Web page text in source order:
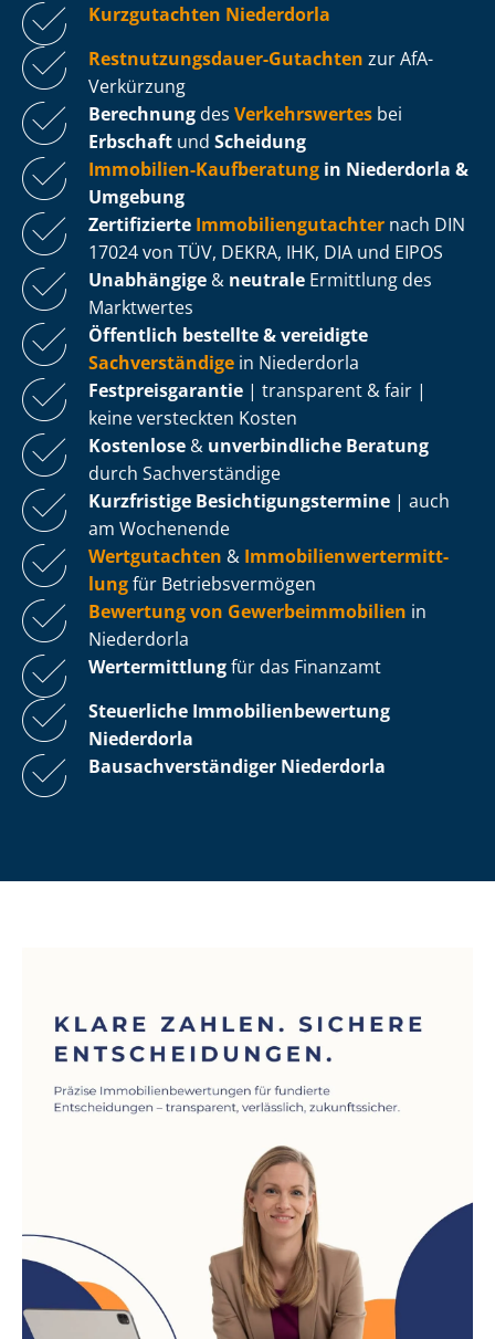
Kurzgutachten Niederdorla
Rest­nut­zungs­dau­er-Gutachten zur AfA-
Verkürzung
Berechnung des Verkehrswertes bei
Erbschaft und Scheidung
Immobilien-Kaufberatung in Niederdorla &
Umgebung
Zertifizierte Im­mo­bi­li­en­gut­ach­ter nach DIN
17024 von TÜV, DEKRA, IHK, DIA und EIPOS
Unabhängige & neutrale Ermittlung des
Marktwertes
Öffentlich bestellte & vereidigte
Sachverständige in Niederdorla
Fest­preis­ga­ran­tie | transparent & fair |
keine versteckten Kosten
Kostenlose & unverbindliche Beratung
durch Sachverständige
Kurzfristige Be­sich­ti­gungs­ter­mi­ne | auch
am Wochenende
Wertgutachten & Im­mo­bi­li­en­wert­ermitt­
lungfür Be­triebs­ver­mö­gen
Bewertung von Ge­wer­be­im­mo­bi­li­en in
Niederdorla
Wertermittlungfür das Finanzamt
Steuerliche Im­mo­bi­li­en­be­wer­tung
Niederdorla
Bau­sach­ver­stän­di­ger Niederdorla